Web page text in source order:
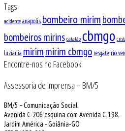
Tags
acidente anapolis bombeiro mirim
bombeiros mirins catalão cbmgo
luziania mirimmirim cbmgo resgate rio
Encontre-nos no Facebook
Assessoria de Imprensa – BM/5
BM/5 – Comunicação Social
Avenida C-206 esquina com Avenida C-198,
Jardim América - Goiânia-GO